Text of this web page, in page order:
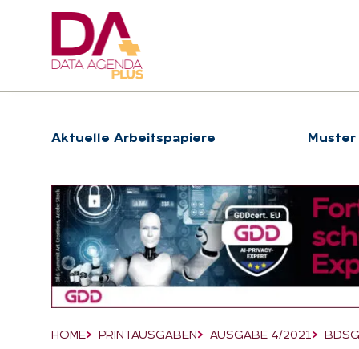
Suchfeld
Hauptnavigation
Ak­tu­el­le Ar­beits­pa­pie­re
Breadcrumb-Navigation
HOME PRINTAUSGABEN AUSGABE 4/2021